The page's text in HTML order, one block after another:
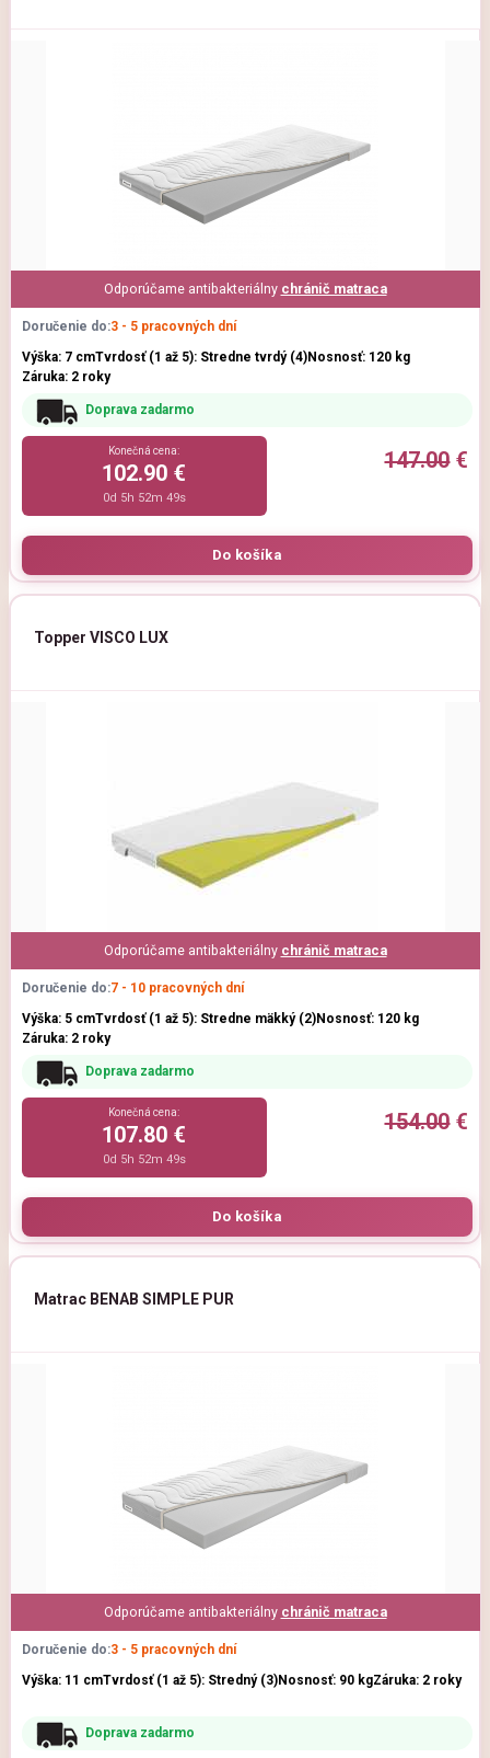
Odporúčame antibakteriálny chránič matraca
Doručenie do:3 - 5 pracovných dní
Výška: 7 cmTvrdosť (1 až 5): Stredne tvrdý (4)Nosnosť: 120 kg
Záruka: 2 roky
Doprava zadarmo
147.00€
Konečná cena:
102.90 €
0d 5h 52m 47s
Topper VISCO LUX
Odporúčame antibakteriálny chránič matraca
Doručenie do:7 - 10 pracovných dní
Výška: 5 cmTvrdosť (1 až 5): Stredne mäkký (2)Nosnosť: 120 kg
Záruka: 2 roky
Doprava zadarmo
154.00€
Konečná cena:
107.80 €
0d 5h 52m 47s
Matrac BENAB SIMPLE PUR
Odporúčame antibakteriálny chránič matraca
Doručenie do:3 - 5 pracovných dní
Výška: 11 cmTvrdosť (1 až 5): Stredný (3)Nosnosť: 90 kgZáruka: 2 roky
Doprava zadarmo